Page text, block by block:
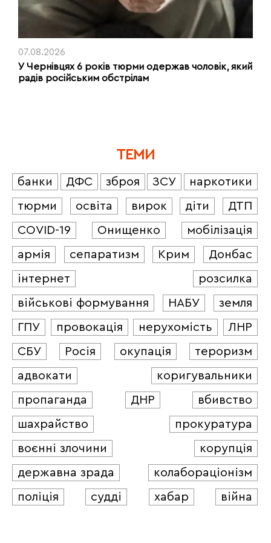
07.08.2026
У Чернівцях 6 років тюрми одержав чоловік, який
радів російським обстрілам
ТЕМИ
банки ДФС зброя ЗСУ
наркотики
тюрми
освіта вирок діти
ДТП
COVID-19
Онищенко
мобілізація
армія
сепаратизм Крим
Донбас
інтернет
розсилка
військові формування
НАБУ
земля
ГПУ
провокація нерухомість
ЛНР
СБУ
Росія окупація
тероризм
адвокати
коригувальники
пропаганда
ДНР
вбивство
шахрайство
прокуратура
воєнні злочини
корупція
державна зрада
колабораціонізм
поліція
судді хабар війна